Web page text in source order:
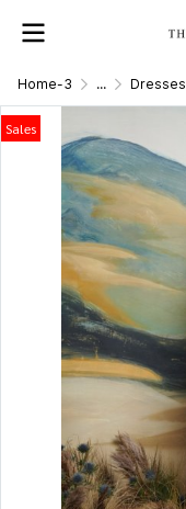
Home-3 ... Dresses
Sales